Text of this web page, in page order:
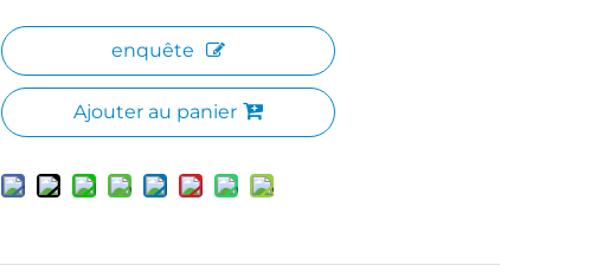
enquête
Ajouter au panier